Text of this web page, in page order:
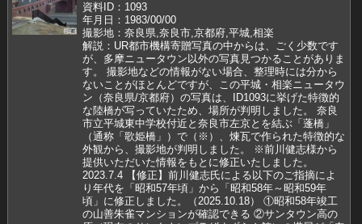
資料ID：1093
年月日：1983/00/00
撮影地：奈良県,奈良市,京都府,平城,相楽
解説：UR都市機構寄贈写真の中からは、ごく少数です
が、多摩ニュータウン以外の写真見つかることがありま
す。 撮影地などの情報がない場合、整理時には分から
ないことがほとんどですが、この平城・相楽ニュータウ
ン（奈良県/京都府）の写真は、ID1093に挙げた特徴的
な陸橋が写っていたため、場所が判明しました。 奈良
市立平城東中学校付近と奈良市左京とを結ぶ「蓬橋」
（通称「歌姫橋」）で（※）、煉瓦で作られた特徴的な
外観から、撮影地が判明しました。 ※前川健志様から
提供いただいた情報をもとに修正いたしました。
2023.7.4 【修正】前川健志氏による以下のご指摘によ
り年代を「昭和57年頃」から「昭和58年～昭和59年
頃」に修正しました。（2025.10.18） ①昭和58年竣工
の山善朱雀マンションが確認できる ②サンタウン高の